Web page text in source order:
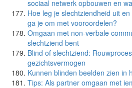
sociaal netwerk opbouwen en
Hoe leg je slechtziendheid uit
ga je om met vooroordelen?
Omgaan met non-verbale
slechtziend bent
Blind of slechtziend:
gezichtsvermogen
Kunnen blinden beelden zien in
Tips: Als partner omgaan met